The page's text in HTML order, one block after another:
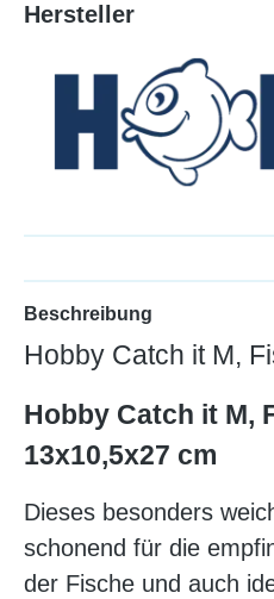
Hersteller
Beschreibung
Hobby Catch it M,
Hobby Catch it M,
13x10,5x27 cm
Dieses besonders
schonend für die
der Fische und auch